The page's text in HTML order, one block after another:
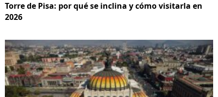
Torre de Pisa: por qué se inclina y cómo visitarla en
2026